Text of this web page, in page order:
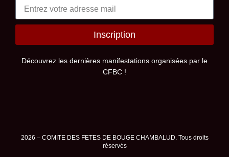
Inscription
Découvrez les dernières manifestations organisées par le
CFBC !
2026 – COMITE DES FETES DE BOUGE CHAMBALUD. Tous droits
réservés